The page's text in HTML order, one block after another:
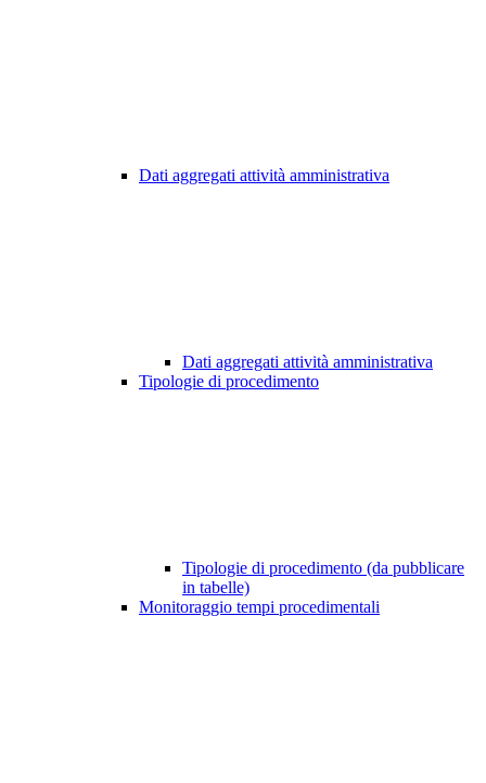
Dati aggregati attività amministrativa
Dati aggregati attività amministrativa
Tipologie di procedimento
Tipologie di procedimento (da pubblicare
in tabelle)
Monitoraggio tempi procedimentali